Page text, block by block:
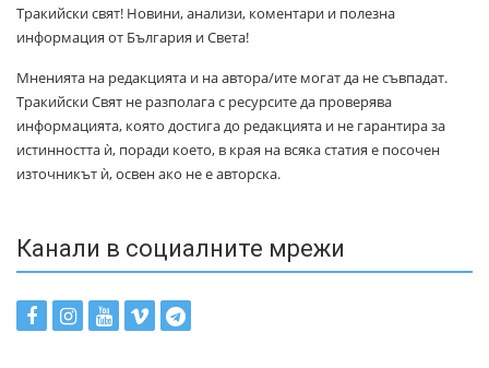
Тракийски свят! Новини, анализи, коментари и полезна
информация от България и Света!
Мненията на редакцията и на автора/ите могат да не съвпадат.
Тракийски Свят не разполага с ресурсите да проверява
информацията, която достига до редакцията и не гарантира за
истинността ѝ, поради което, в края на всяка статия е посочен
източникът ѝ, освен ако не е авторска.
Канали в социалните мрежи